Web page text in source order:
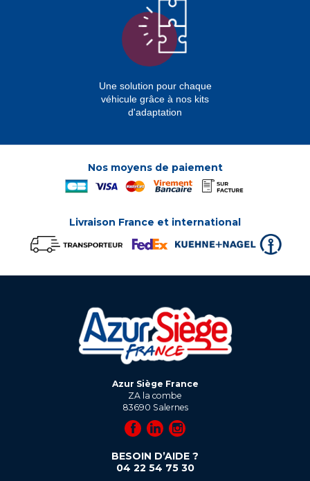
Une solution pour chaque
véhicule grâce à nos kits
d'adaptation
Nos moyens de paiement
Livraison France et international
Azur Siège France
ZA la combe
83690 Salernes
BESOIN D’AIDE ?
04 22 54 75 30